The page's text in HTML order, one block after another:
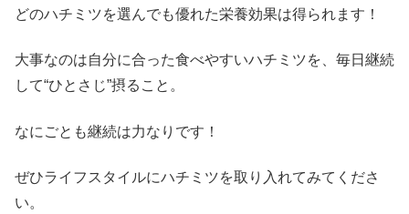
どのハチミツを選んでも優れた栄養効果は得られます！
大事なのは自分に合った食べやすいハチミツを、毎日継続
して“ひとさじ”摂ること。
なにごとも継続は力なりです！
ぜひライフスタイルにハチミツを取り入れてみてくださ
い。